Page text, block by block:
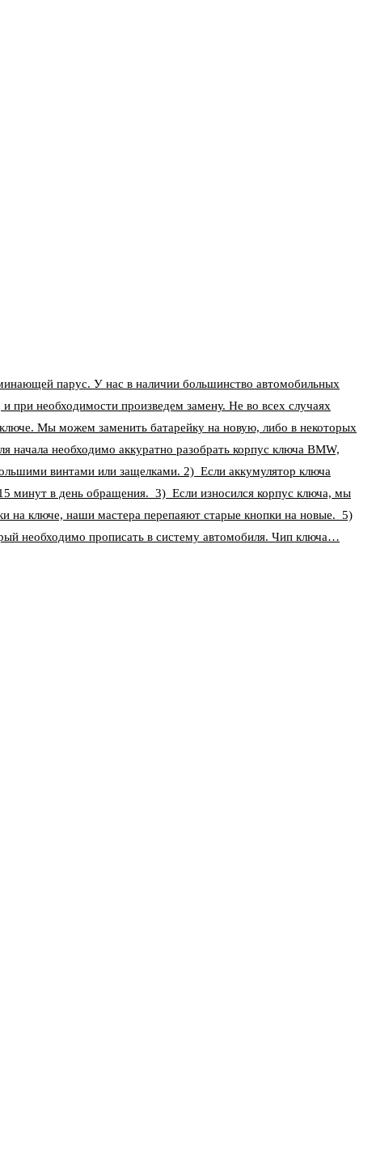
парус. У нас в наличии большинство автомобильных
необходимости произведем замену. Не во всех случаях
Мы можем заменить батарейку на новую, либо в некоторых
начала необходимо аккуратно разобрать корпус ключа BMW,
винтами или защелками. 2) Если аккумулятор ключа
минут в день обращения. 3) Если износился корпус ключа, мы
на ключе, наши мастера перепаяют старые кнопки на новые. 5)
необходимо прописать в систему автомобиля. Чип ключа…